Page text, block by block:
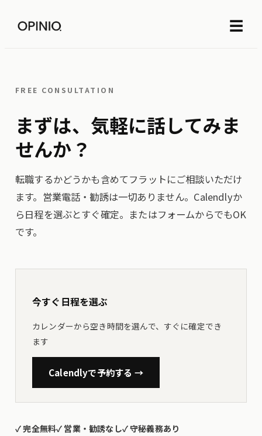
☰
FREE CONSULTATION
まずは、気軽に話してみま
せんか？
転職するかどうかも含めてフラットにご相談いただけ
ます。営業電話・勧誘は一切ありません。Calendlyか
ら日程を選ぶとすぐ確定。またはフォームからでもOK
です。
今すぐ日程を選ぶ
カレンダーから空き時間を選んで、すぐに確定でき
ます
Calendlyで予約する →
✓完全無料✓ 営業・勧誘なし✓守秘義務あり